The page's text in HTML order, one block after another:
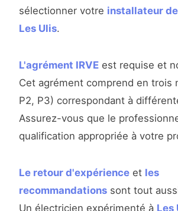
sélectionner votre installateur
Les Ulis.
L'agrément IRVE est requise et
Cet agrément comprend en trois
P2, P3) correspondant à
Assurez-vous que le
qualification appropriée à votre
Le retour d'expérience et les
recommandations sont tout
Un électricien expérimenté à Les